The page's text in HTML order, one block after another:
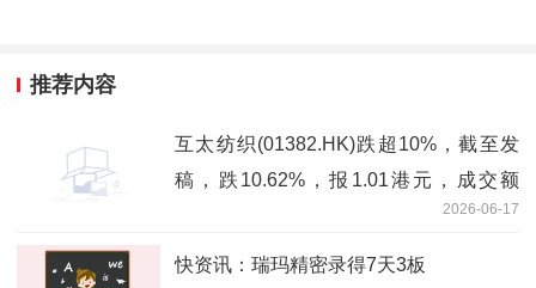
推荐内容
互太纺织(01382.HK)跌超10%，截至发
稿，跌10.62%，报1.01港元，成交额
2026-06-17
快资讯：瑞玛精密录得7天3板